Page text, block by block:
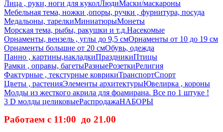
Лица , руки, ноги для куколЛюдиМаски/маскароны
Мебельная тема, ножки ,опоры, ручки , фурнитура, посуда
Медальоны, тарелкиМиниатюрыМонеты
Морская тема, рыбы, ракушки и т.д.Насекомые
Орнаменты, вензель , углы до 9,5 смОрнаменты от 10 до 19 см
Орнаменты большие от 20 смОбувь, одежда
Панно , картины,накладкиПраздникиПтицы
Рамки , оправы, багетыРазныеРозеткиРелигия
Фактурные , текстурные коврикиТранспортСпорт
Цветы , растенияЭлементы архитектурыЮвелирка , короны
Молды из жесткого акрила для фоамирана. Все по 1 штуке !
3 D молды целиковыеРаспродажаНАБОРЫ
Работаем с 11:00 до 21.00